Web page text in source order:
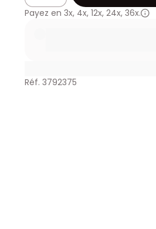
Payez en 3x, 4x, 12x, 24x, 36x.
Réf. 3792375